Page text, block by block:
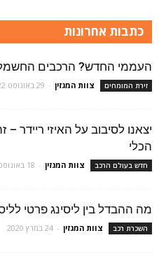
כתבות אחרונות
העממי החדש? הרכבים
זירת המומחים צוות המגזין - 29 באוגוסט 2022
יצאנו לסיבוב על האיזי ריידר
הכלי
חדש בעולם הרכב צוות המגזין - 18 באוגוסט 2021
מה ההבדל בין ליסינג פרטי
השכרת רכב צוות המגזין - 24 במרץ 2020